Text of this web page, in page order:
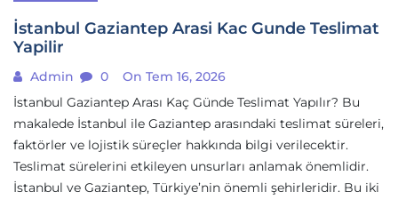
İstanbul Gaziantep Arasi Kac Gunde Teslimat
Yapilir
Admin 0
On Tem 16, 2026
İstanbul Gaziantep Arası Kaç Günde Teslimat Yapılır? Bu
makalede İstanbul ile Gaziantep arasındaki teslimat süreleri,
faktörler ve lojistik süreçler hakkında bilgi verilecektir.
Teslimat sürelerini etkileyen unsurları anlamak önemlidir.
İstanbul ve Gaziantep, Türkiye’nin önemli şehirleridir. Bu iki